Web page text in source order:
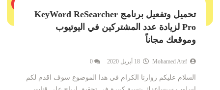
تحميل وتفعيل برنامج KeyWord ReSearcher
Pro لزيادة عدد المشتركين في اليوتيوب
وموقعك مجاناً
Mohamed Atef
0
السلام عليكم زوارنا الكرام في هذا الموضوع سوف اقدم لكم